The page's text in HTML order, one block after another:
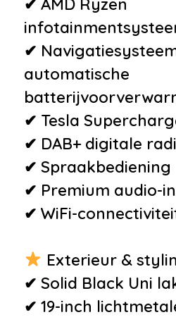
✔
automatische
✔ Tesla
✔ DAB+ digitale
✔ Spraakbediening
✔ Premium audio-
✔ WiFi-
Exterieur &
✔ Solid Black Uni
✔ 19-inch